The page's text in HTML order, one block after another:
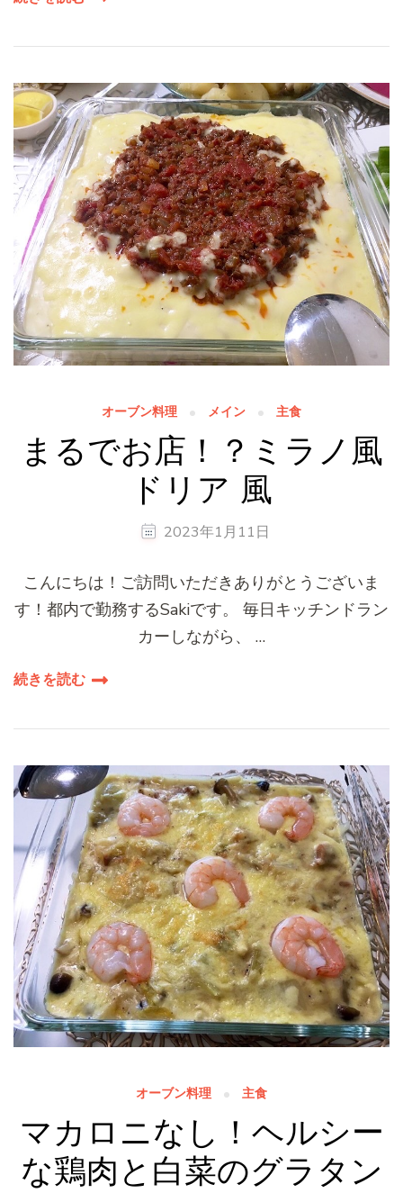
オーブン料理 メイン 主食
まるでお店！？ミラノ風
ドリア 風
2023年1月11日
こんにちは！ご訪問いただきありがとうございま
す！都内で勤務するSakiです。 毎日キッチンドラン
カーしながら、 …
続きを読む
オーブン料理 主食
マカロニなし！ヘルシー
な鶏肉と白菜のグラタン